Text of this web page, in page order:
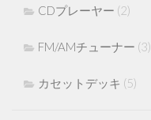
CDプレーヤー (2)
FM/AMチューナー (3)
カセットデッキ (5)